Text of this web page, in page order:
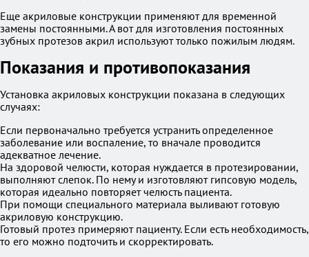
Еще акриловые конструкции применяют для временной
замены постоянными. А вот для изготовления постоянных
зубных протезов акрил используют только пожилым людям.
Показания и противопоказания
Установка акриловых конструкции показана в следующих
случаях:
Если первоначально требуется устранить определенное
заболевание или воспаление, то вначале проводится
адекватное лечение.
На здоровой челюсти, которая нуждается в протезировании,
выполняют слепок. По нему и изготовляют гипсовую модель,
которая идеально повторяет челюсть пациента.
При помощи специального материала выливают готовую
акриловую конструкцию.
Готовый протез примеряют пациенту. Если есть необходимость,
то его можно подточить и скорректировать.